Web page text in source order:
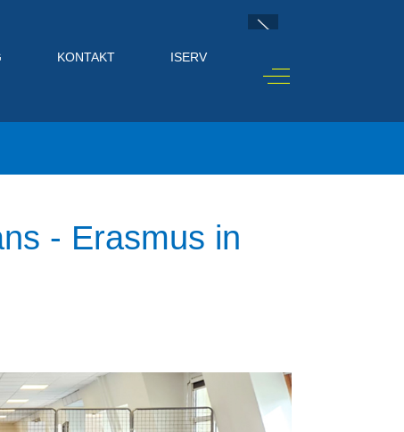
KONTAKT ISERV
Off-Canvas Toggle
- Erasmus in